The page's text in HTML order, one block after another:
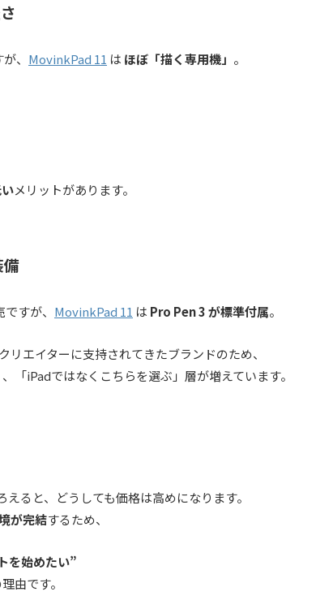
、 MovinkPad 11 は ほぼ「描く専用機」 。
メリットがあります。
備
すが、 MovinkPad 11 は Pro Pen 3 が標準付属。
エイターに支持されてきたブランドのため、
「iPadではなくこちらを選ぶ」層が増えています。
ると、どうしても価格は高めになります。
が完結するため、
を始めたい”
由です。